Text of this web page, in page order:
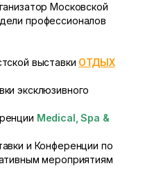
Московской
профессионалов
выставки ОТДЫХ
эксклюзивного
Medical, Spa &
и Конференции по
мероприятиям